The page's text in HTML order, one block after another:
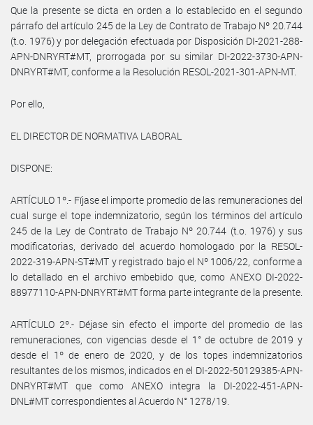
Que la presente se dicta en orden a lo establecido en el segundo
párrafo del artículo 245 de la Ley de Contrato de Trabajo Nº 20.744
(t.o. 1976) y por delegación efectuada por Disposición DI-2021-288-
APN-DNRYRT#MT, prorrogada por su similar DI-2022-3730-APN-
DNRYRT#MT, conforme a la Resolución RESOL-2021-301-APN-MT.
Por ello,
EL DIRECTOR DE NORMATIVA LABORAL
DISPONE:
ARTÍCULO 1º.- Fíjase el importe promedio de las remuneraciones del
cual surge el tope indemnizatorio, según los términos del artículo
245 de la Ley de Contrato de Trabajo Nº 20.744 (t.o. 1976) y sus
modificatorias, derivado del acuerdo homologado por la RESOL-
2022-319-APN-ST#MT y registrado bajo el Nº 1006/22, conforme a
lo detallado en el archivo embebido que, como ANEXO DI-2022-
88977110-APN-DNRYRT#MT forma parte integrante de la presente.
ARTÍCULO 2º.- Déjase sin efecto el importe del promedio de las
remuneraciones, con vigencias desde el 1° de octubre de 2019 y
desde el 1º de enero de 2020, y de los topes indemnizatorios
resultantes de los mismos, indicados en el DI-2022-50129385-APN-
DNRYRT#MT que como ANEXO integra la DI-2022-451-APN-
DNL#MT correspondientes al Acuerdo N° 1278/19.